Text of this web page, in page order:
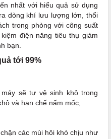
nhất với hiểu quả sử dụng
dòng khí lưu lượng lớn, thổi
trong phòng với công suất
điện năng tiêu thụ giảm
bạn.
tới 99%
sẽ tự vệ sinh khô trong
và hạn chế nấm mốc,
các mùi hôi khó chịu như